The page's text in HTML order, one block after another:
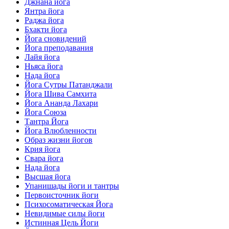
Джнана йога
Янтра йога
Раджа йога
Бхакти йога
Йога сновидений
Йога преподавания
Лайя йога
Ньяса йога
Нада йога
Йога Сутры Патанджали
Йога Шива Самхита
Йога Ананда Лахари
Йога Союза
Тантра Йога
Йога Влюбленности
Образ жизни йогов
Крия йога
Свара йога
Нада йога
Высшая йога
Упанишады йоги и тантры
Первоисточник йоги
Психосоматическая Йога
Невидимые силы йоги
Истинная Цель Йоги